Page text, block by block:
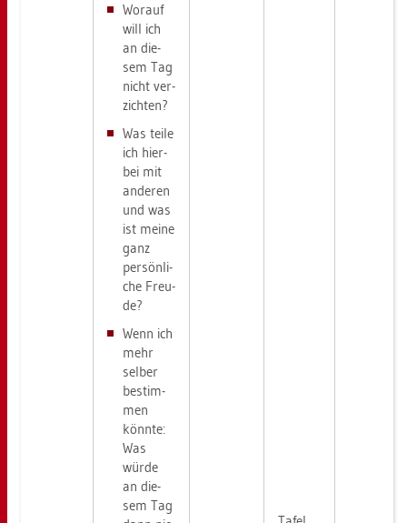
Wor­auf
will ich
an die­
sem Tag
nicht ver­
zich­ten?
Was teile
ich hier­
bei mit
an­de­ren
und was
ist meine
ganz
per­sön­li­
che Freu­
de?
Wenn ich
mehr
sel­ber
be­stim­
men
könn­te:
Was
würde
an die­
sem Tag